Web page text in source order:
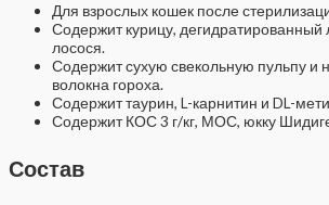
Для взрослых кошек после
Содержит курицу, дегидратированный
лосося.
Содержит сухую свекольную пульпу и
волокна гороха.
Содержит таурин, L-карнитин и DL-
Содержит КОС 3 г/кг, МОС, юкку
Состав